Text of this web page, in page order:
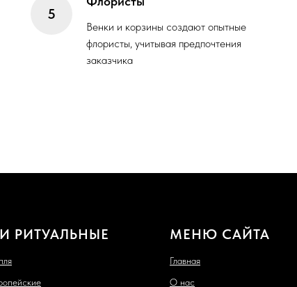
Венки и корзины создают опытные
флористы, учитывая предпочтения
заказчика
РИТУАЛЬНЫЕ МЕНЮ САЙТА
Главная
О нас